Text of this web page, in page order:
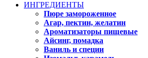
ИНГРЕДИЕНТЫ
Пюре замороженное
Агар, пектин, желатин
Ароматизаторы пищевые
Айсинг, помадка
Ваниль и специи